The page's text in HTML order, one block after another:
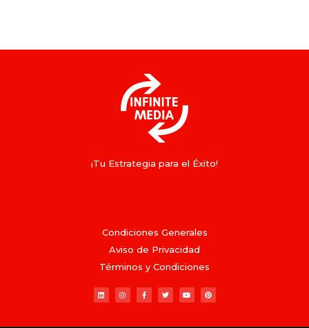
¡Tu Estrategia para el Éxito!
Condiciones Generales
Aviso de Privacidad
Términos y Condiciones